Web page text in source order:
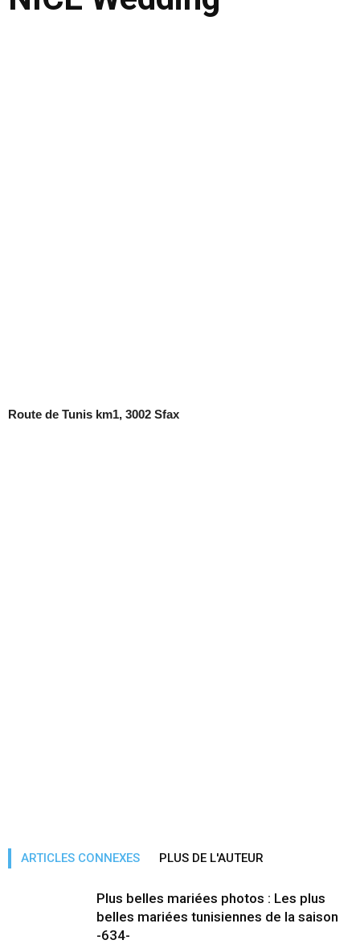
Route de Tunis km1, 3002 Sfax
ARTICLES CONNEXES PLUS DE L'AUTEUR
Plus belles mariées photos : Les plus
belles mariées tunisiennes de la saison
-634-